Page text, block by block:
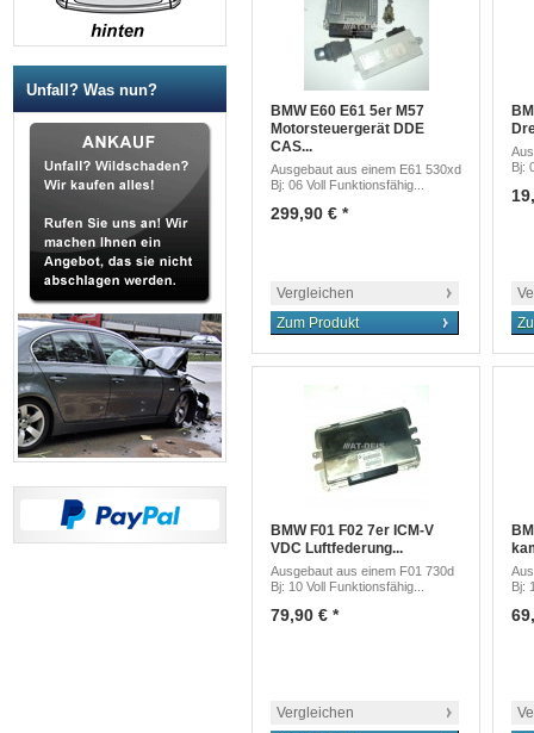
Unfall? Was nun?
BMW E60 E61 5er M57
Motorsteuergerät DDE
CAS...
Ausgebaut aus einem E61 530xd
Bj: 06 Voll Funktionsfähig...
299,90 € *
Vergleichen
Zum Produkt
Bj:
BMW F01 F02 7er ICM-V
VDC Luftfederung...
Ausgebaut aus einem F01 730d
Bj: 10 Voll Funktionsfähig...
79,90 € *
Vergleichen
Bj: